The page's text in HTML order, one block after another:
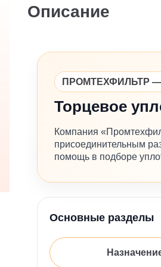
Описание
ПРОМТЕХФИЛЬТР —
Торцевое
Компания
присоединительным
помощь в подборе
Основные разделы